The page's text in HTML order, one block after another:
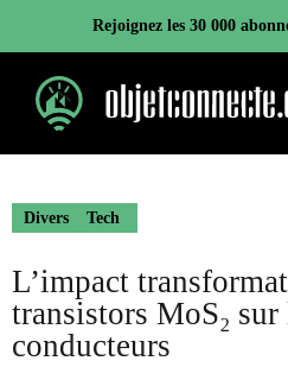
contenu
Rejoignez les 30 000
Divers Tech
L’impact
transistors MoS₂ sur
conducteurs